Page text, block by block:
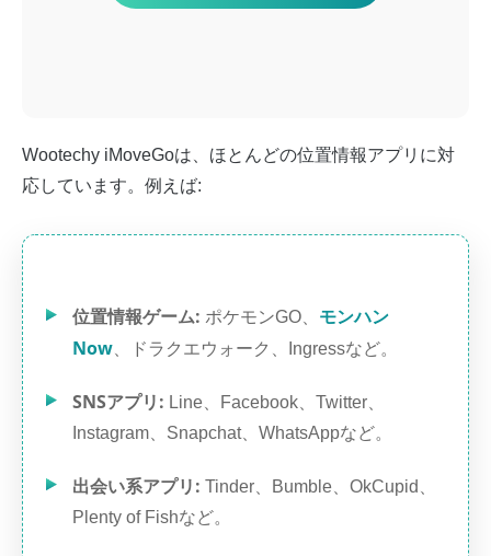
Wootechy iMoveGoは、ほとんどの位置情報アプリに対
応しています。例えば:
位置情報ゲーム: ポケモンGO、 モンハン
Now 、ドラクエウォーク、Ingressなど。
SNSアプリ: Line、Facebook、Twitter、
Instagram、Snapchat、WhatsAppなど。
出会い系アプリ: Tinder、Bumble、OkCupid、
Plenty of Fishなど。